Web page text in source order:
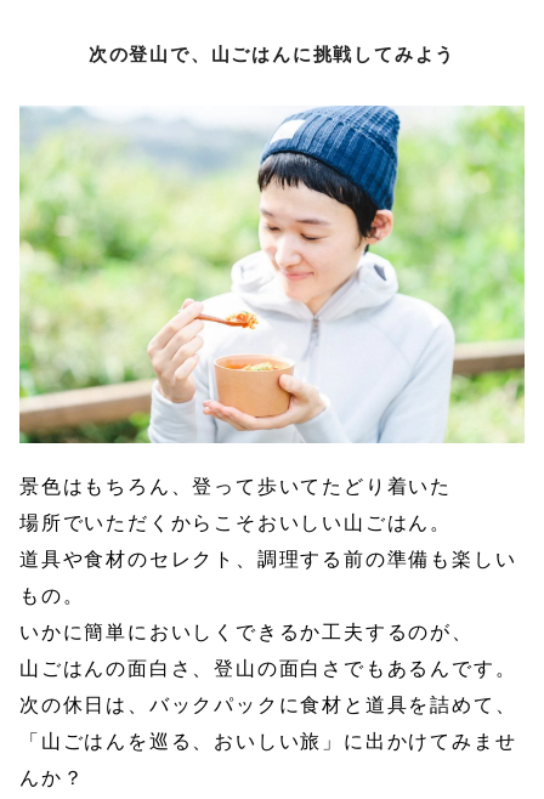
次の登山で、山ごはんに挑戦してみよう
景色はもちろん、登って歩いてたどり着いた
場所でいただくからこそおいしい山ごはん。
道具や食材のセレクト、調理する前の準備も楽しい
もの。
いかに簡単においしくできるか工夫するのが、
山ごはんの面白さ、登山の面白さでもあるんです。
次の休日は、バックパックに食材と道具を詰めて、
「山ごはんを巡る、おいしい旅」に出かけてみませ
んか？